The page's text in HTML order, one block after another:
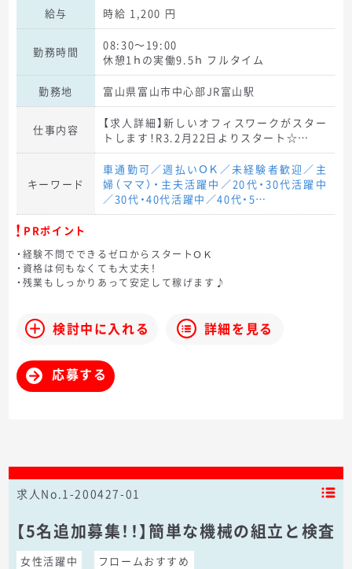
給与 時給 1,200 円
勤務時間
08:30～19:00
休憩1ｈの実働9.5ｈ フルタイム
勤務地 富山県富山市中心部JR富山駅
仕事内容
【求人詳細】新しいオフィスワークがスター
トします！R3.2月22日よりスタート☆…
キーワード
車通勤可／週払いＯＫ／未経験者歓迎／主
婦（ママ）・主夫活躍中／20代・30代活躍中
／30代・40代活躍中／40代・5…
PRポイント
・経験不問でできるゼロからスタートＯＫ
・資格は何もなくても大丈夫！
・残業もしっかりあって安定して稼げます♪
検討中に入れる 詳細を見る
応募する
求人No.1-200427-01
【5名追加募集！！】簡単な機械の組立と検査
女性活躍中 フロームおすすめ